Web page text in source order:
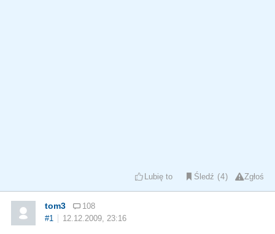
Lubię to Śledź 4 Zgłoś
tom3
108
#1
12.12.2009, 23:16